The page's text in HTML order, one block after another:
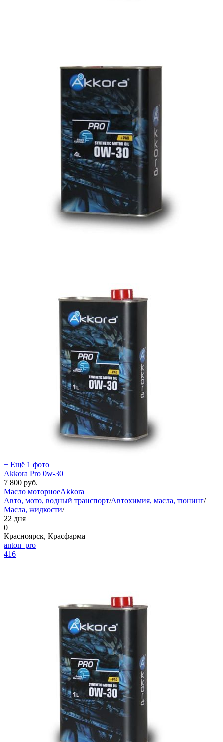
+ Ещё 1 фото
Akkora Pro 0w-30
7 800 руб.
Масло моторноеAkkora
Авто, мото, водный транспорт/Автохимия, масла, тюнинг/
Масла, жидкости/
22 дня
0
Красноярск, Красфарма
anton_pro
416